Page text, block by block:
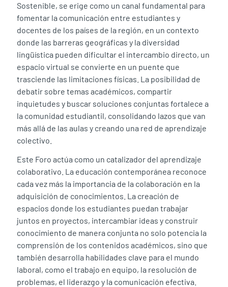
Sostenible, se erige como un canal fundamental para
fomentar la comunicación entre estudiantes y
docentes de los países de la región, en un contexto
donde las barreras geográficas y la diversidad
lingüística pueden dificultar el intercambio directo, un
espacio virtual se convierte en un puente que
trasciende las limitaciones físicas. La posibilidad de
debatir sobre temas académicos, compartir
inquietudes y buscar soluciones conjuntas fortalece a
la comunidad estudiantil, consolidando lazos que van
más allá de las aulas y creando una red de aprendizaje
colectivo.
Este Foro actúa como un catalizador del aprendizaje
colaborativo. La educación contemporánea reconoce
cada vez más la importancia de la colaboración en la
adquisición de conocimientos. La creación de
espacios donde los estudiantes puedan trabajar
juntos en proyectos, intercambiar ideas y construir
conocimiento de manera conjunta no solo potencia la
comprensión de los contenidos académicos, sino que
también desarrolla habilidades clave para el mundo
laboral, como el trabajo en equipo, la resolución de
problemas, el liderazgo y la comunicación efectiva.